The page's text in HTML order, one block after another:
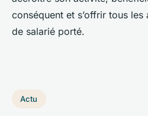
conséquent et s’offrir tous les
de salarié porté.
Actu